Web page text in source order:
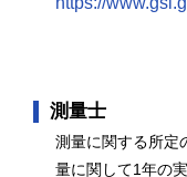
測量士
測量に関する所定
量に関して1年の